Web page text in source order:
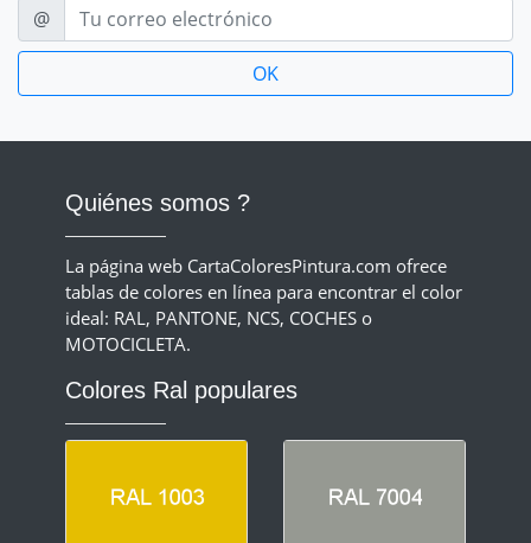
E-mail
@
Quiénes somos ?
La página web CartaColoresPintura.com ofrece
tablas de colores en línea para encontrar el color
ideal: RAL, PANTONE, NCS, COCHES o
MOTOCICLETA.
Colores Ral populares